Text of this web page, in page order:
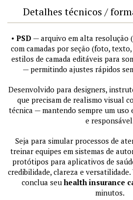
Detalhes técnicos /
• PSD — arquivo em alta resolução
com camadas por seção (foto,
estilos de camada editáveis para
— permitindo ajustes rápidos
Desenvolvido para designers,
que precisam de realismo visual
técnica — mantendo sempre um
e
Seja para simular processos de
treinar equipes em sistemas de
protótipos para aplicativos de
credibilidade, clareza e
conclua seu health insurance
minutos.